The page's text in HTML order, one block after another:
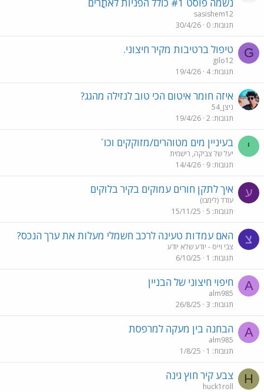
sasishem12
תגובות 0
30/4/26
G טיפול ברטיבות מקיר חיצוני.
gilo12
תגובות 4
19/4/26
איזה חומר איטום הכי טוב לנזילה מהגג?
ניצן_54
תגובות 2
19/4/26
י בעיניין מים מטוהרים/מזוקקים וכו´
יעל של צביקה, רישמית
תגובות 9
14/4/26
ע איך לתקן חורים עמוקים בקיר בלוקים
עודד (לימבו)
תגובות 5
15/11/25
צ האם עמדות טעינה לרכב חשמלי מעלות את ערך הנכס?
צבי וייס - יודע שלא יודע
תגובות 1
6/10/25
A חיפוי חיצוני של הבניין
alm985
תגובות 3
26/8/25
A הבחנה בין מעקה למרפסת
alm985
תגובות 1
1/8/25
H צבע קיר חוץ גינה
huck1roll